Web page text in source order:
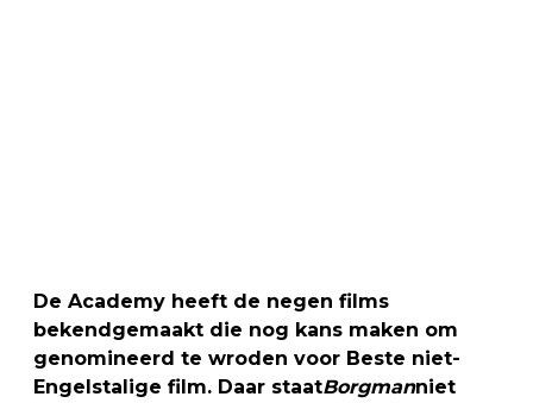
De Academy heeft de negen films
bekendgemaakt die nog kans maken om
genomineerd te wroden voor Beste niet-
Engelstalige film. Daar staatBorgmanniet